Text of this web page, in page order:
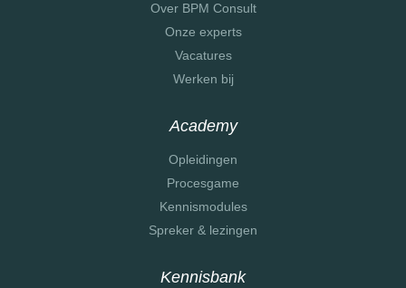
Over BPM Consult
Onze experts
Vacatures
Werken bij
Academy
Opleidingen
Procesgame
Kennismodules
Spreker & lezingen
Kennisbank